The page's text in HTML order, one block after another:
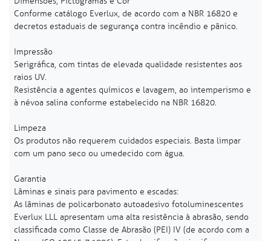
Conforme catálogo Everlux, de acordo com a NBR 16820 e
decretos estaduais de segurança contra incêndio e pânico.
Impressão
Serigráfica, com tintas de elevada qualidade resistentes aos
raios UV.
Resistência a agentes químicos e lavagem, ao intemperismo e
à névoa salina conforme estabelecido na NBR 16820.
Limpeza
Os produtos não requerem cuidados especiais. Basta limpar
com um pano seco ou umedecido com água.
Garantia
Lâminas e sinais para pavimento e escadas:
As lâminas de policarbonato autoadesivo fotoluminescentes
Everlux LLL apresentam uma alta resistência à abrasão, sendo
classificada como Classe de Abrasão (PEI) IV (de acordo com a